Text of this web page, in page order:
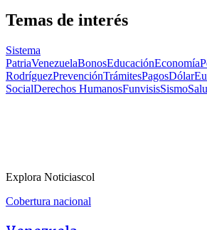
Temas de interés
Sistema
PatriaVenezuelaBonosEducaciónEconomía
RodríguezPrevenciónTrámitesPagosDólar
SocialDerechos HumanosFunvisisSismo
Explora Noticiascol
Cobertura nacional